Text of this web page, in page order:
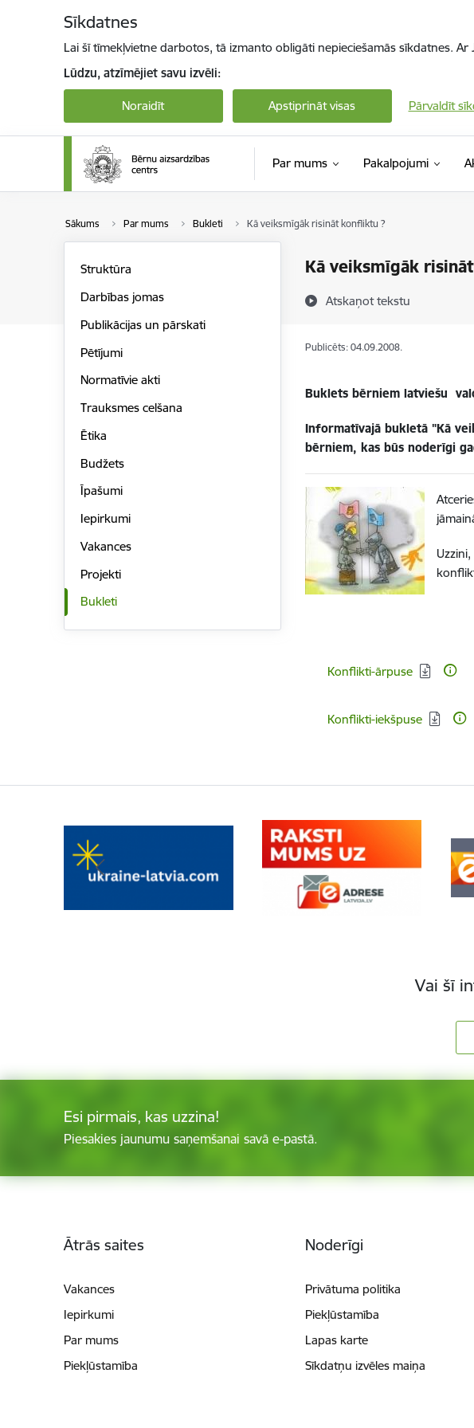
Sīkdatnes
Lai šī tīmekļvietne darbotos, tā izmanto obligāti nepieciešamās sīkdatnes.
Lūdzu, atzīmējiet savu izvēli:
Noraidīt Apstiprināt visas Pārvaldīt
Par mums Pakalpojumi
Sākums Par mums Bukleti Kā veiksmīgāk risināt konfliktu ?
Kā veiksmīgāk
Atskaņot tekstu
Struktūra
Darbības jomas
Publikācijas un pārskati
Pētījumi
Normatīvie akti
Trauksmes celšana
Ētika
Budžets
Īpašumi
Iepirkumi
Vakances
Projekti
Bukleti
Publicēts: 04.09.2008.
Buklets bērniem latviešu
Informatīvajā bukletā "Kā
bērniem, kas būs noderīgi
Lejupielādēt:
Konflikti-ārpuse
Lejupielādēt:
Konflikti-iekšpuse
Vai šī
Esi pirmais, kas uzzina!
Piesakies jaunumu saņemšanai savā e-pastā.
Ātrās saites
Vakances
Iepirkumi
Par mums
Piekļūstamība
Noderīgi
Privātuma politika
Piekļūstamība
Lapas karte
Sīkdatņu izvēles maiņa